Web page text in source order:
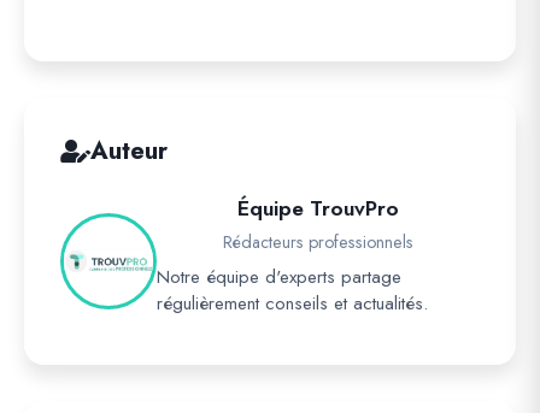
Auteur
Équipe TrouvPro
Rédacteurs professionnels
Notre équipe d'experts partage
régulièrement conseils et actualités.